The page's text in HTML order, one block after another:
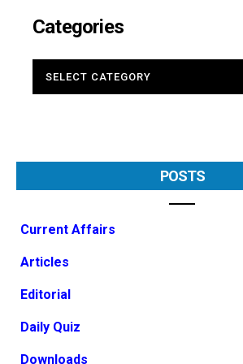
Categories
POSTS
Current Affairs
Articles
Editorial
Daily Quiz
Downloads